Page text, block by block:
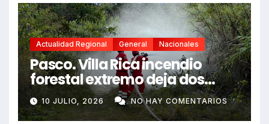
Actualidad Regional General Nacionales
Pasco. Villa Rica incendio
forestal extremo deja dos
fallecidos y heridos
10 JULIO, 2026 NO HAY COMENTARIOS